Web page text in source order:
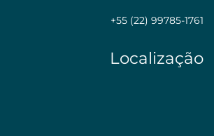
+55 (22) 99785-1761
Localização